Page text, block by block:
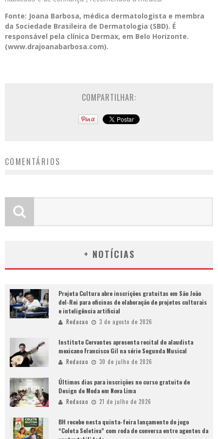
Fonte: Joana Barbosa, médica dermatologista e membra
da Sociedade Brasileira de Dermatologia (SBD). É
responsável pela clínica Dermax, em Belo Horizonte.
(www.drajoanabarbosa.com).
COMPARTILHAR:
COMENTÁRIOS
+ NOTÍCIAS
Projeta Cultura abre inscrições gratuitas em São João
del-Rei para oficinas de elaboração de projetos culturais
e inteligência artificial
Redacao 3 de agosto de 2026
Instituto Cervantes apresenta recital do alaudista
mexicano Francisco Gil na série Segunda Musical
Redacao 30 de julho de 2026
Últimos dias para inscrições no curso gratuito de
Design de Moda em Nova Lima
Redacao 21 de julho de 2026
BH recebe nesta quinta-feira lançamento do jogo
“Coleta Seletiva” com roda de conversa entre agentes da